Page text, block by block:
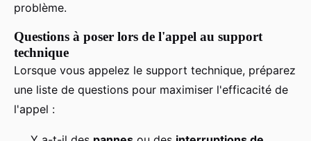
problème.
Questions à poser lors de l'appel au support
technique
Lorsque vous appelez le support technique, préparez
une liste de questions pour maximiser l'efficacité de
l'appel :